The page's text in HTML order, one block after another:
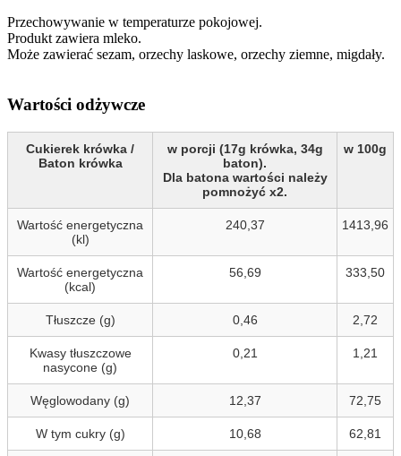
Przechowywanie w temperaturze pokojowej.
Produkt zawiera mleko.
Może zawierać sezam, orzechy laskowe, orzechy ziemne, migdały.
Wartości odżywcze
Cukierek krówka /
Baton krówka
w porcji (17g krówka, 34g
baton).
Dla batona wartości należy
pomnożyć x2.
w 100g
Wartość energetyczna
(kl)
240,37 1413,96
Wartość energetyczna
(kcal)
56,69 333,50
Tłuszcze (g) 0,46 2,72
Kwasy tłuszczowe
nasycone (g)
0,21 1,21
Węglowodany (g) 12,37 72,75
W tym cukry (g) 10,68 62,81